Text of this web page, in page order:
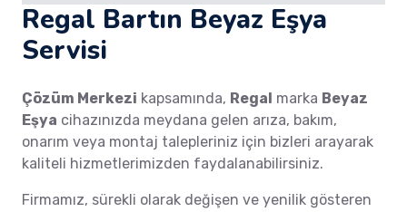
Regal Bartın Beyaz Eşya
Servisi
Çözüm Merkezi kapsamında, Regal marka Beyaz
Eşya cihazınızda meydana gelen arıza, bakım,
onarım veya montaj talepleriniz için bizleri arayarak
kaliteli hizmetlerimizden faydalanabilirsiniz.
Firmamız, sürekli olarak değişen ve yenilik gösteren